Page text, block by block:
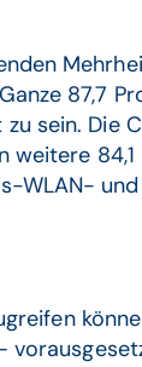
87,7
sein. Die
weitere 84,1
WLAN- und